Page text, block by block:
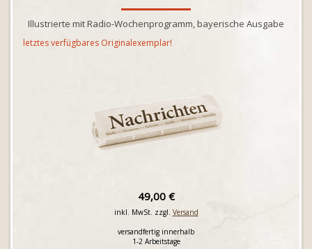
Illustrierte mit Radio-Wochenprogramm, bayerische Ausgabe
letztes verfügbares Originalexemplar!
49,00 €
inkl. MwSt. zzgl. Versand
versandfertig innerhalb
1-2 Arbeitstage